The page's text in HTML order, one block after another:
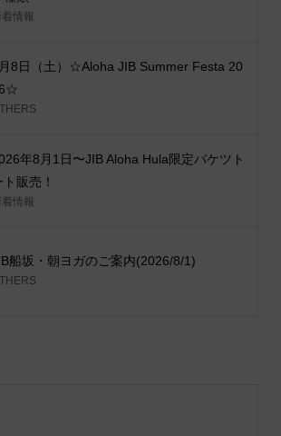
情報
8日（土）☆Aloha JIB Summer Festa 20
年8月1日〜JIB Aloha Hula限定バケツト
ト販売！
着情報
船坂・朝ヨガのご案内(2026/8/1)